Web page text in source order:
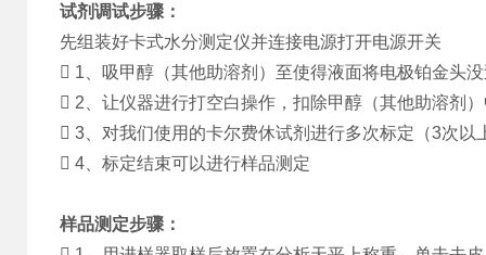
试剂调试步骤：
先组装好卡式水分测定仪并连接电源打开电源开关
 1、吸甲醇（其他助溶剂）至使得液面将电极铂金头
 2、让仪器进行打空白操作，扣除甲醇（其他助溶剂
 3、对我们使用的卡尔费休试剂进行多次标定（3次
 4、标定结束可以进行样品测定
样品测定步骤：